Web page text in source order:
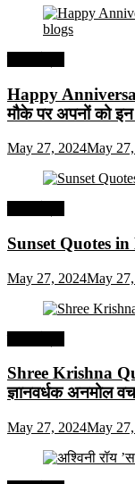
Happy
मौके पर अपनों को
May 27, 2024May
Sunset Quotes in
May 27, 2024May
Shree Krishna
ज्ञानवर्धक अनमोल
May 27, 2024May